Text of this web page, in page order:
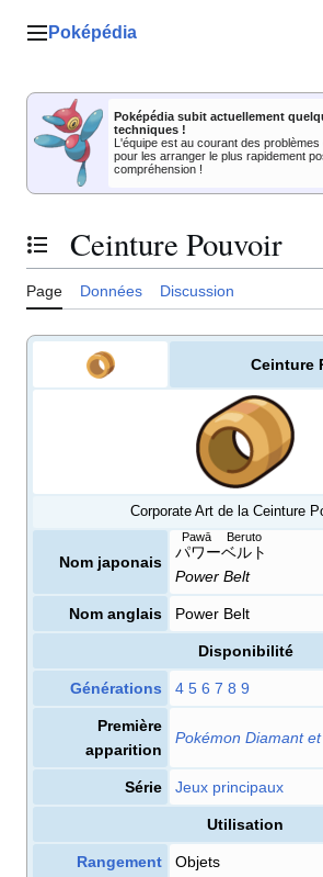
Menu principal
Poképédia
Poképédia subit actuellement
techniques !
L'équipe est au courant des
pour les arranger le plus rapidement
compréhension !
Basculer la table des matières
Ceinture Pouvoir
Page Données Discussion
Ceinture
Corporate Art de la Ceinture
Nom japonais
パワーベルト
Pawā Beruto
Power Belt
Nom anglais Power Belt
Disponibilité
Générations 4 5 6 7 8 9
Première
apparition
Pokémon Diamant
Série Jeux principaux
Utilisation
Rangement Objets